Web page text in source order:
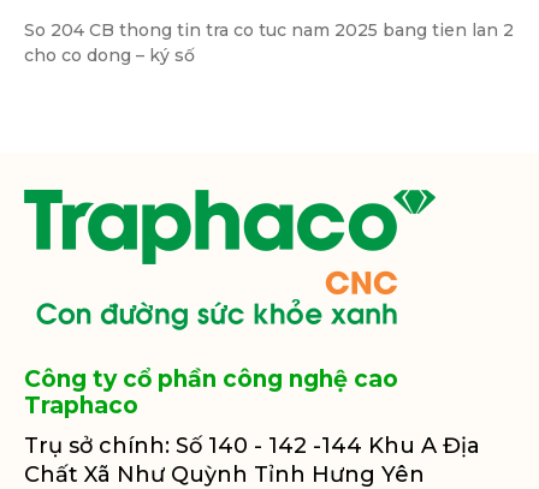
So 204 CB thong tin tra co tuc nam 2025 bang tien lan 2
cho co dong – ký số
Công ty cổ phần công nghệ cao
Traphaco
Trụ sở chính: Số 140 - 142 -144 Khu A Địa
Chất Xã Như Quỳnh Tỉnh Hưng Yên